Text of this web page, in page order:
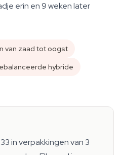
erin en 9 weken later
van zaad tot oogst
hybride
in verpakkingen van 3